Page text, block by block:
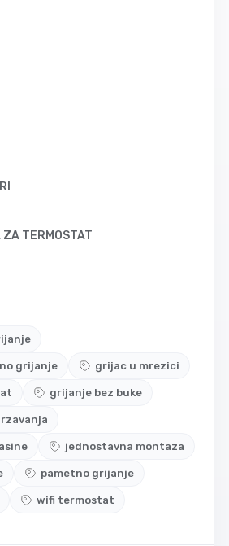
ZA TERMOSTAT
grijanje grijac u mrezici
grijanje bez buke
jednostavna montaza
pametno grijanje
wifi termostat